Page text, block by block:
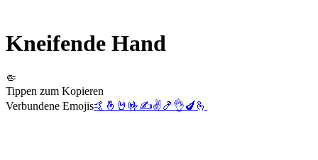
Kneifende Hand
🤏
Tippen zum Kopieren
Verbundene Emojis🤙 🤞 🤘 🤟✍️✌️🍤 👌🍆 🫰